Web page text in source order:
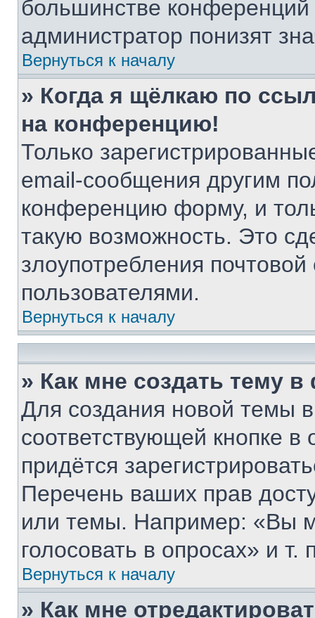
большинстве
администратор понизят
Вернуться к началу
» Когда я щёлкаю по
на конференцию!
Только
email-сообщения другим
конференцию форму, и
такую возможность. Это
злоупотребления
пользователями.
Вернуться к началу
» Как мне создать тему
Для создания новой темы
соответствующей кнопке
придётся
Перечень ваших прав
или темы. Например: «Вы
голосовать в опросах» и т.
Вернуться к началу
» Как мне